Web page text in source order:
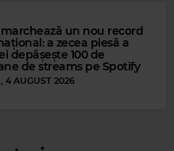
marchează un nou record
a zecea piesă a
depășește 100 de
de streams pe Spotify
4 AUGUST 2026